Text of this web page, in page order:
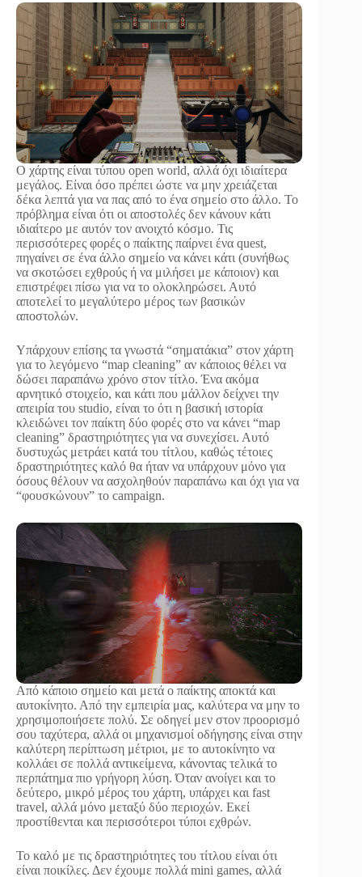
Ο χάρτης είναι τύπου open world, αλλά όχι ιδιαίτερα
μεγάλος. Είναι όσο πρέπει ώστε να μην χρειάζεται
δέκα λεπτά για να πας από το ένα σημείο στο άλλο. Το
πρόβλημα είναι ότι οι αποστολές δεν κάνουν κάτι
ιδιαίτερο με αυτόν τον ανοιχτό κόσμο. Τις
περισσότερες φορές ο παίκτης παίρνει ένα quest,
πηγαίνει σε ένα άλλο σημείο να κάνει κάτι (συνήθως
να σκοτώσει εχθρούς ή να μιλήσει με κάποιον) και
επιστρέφει πίσω για να το ολοκληρώσει. Αυτό
αποτελεί το μεγαλύτερο μέρος των βασικών
αποστολών.
Υπάρχουν επίσης τα γνωστά “σηματάκια” στον χάρτη
για το λεγόμενο “map cleaning” αν κάποιος θέλει να
δώσει παραπάνω χρόνο στον τίτλο. Ένα ακόμα
αρνητικό στοιχείο, και κάτι που μάλλον δείχνει την
απειρία του studio, είναι το ότι η βασική ιστορία
κλειδώνει τον παίκτη δύο φορές στο να κάνει “map
cleaning” δραστηριότητες για να συνεχίσει. Αυτό
δυστυχώς μετράει κατά του τίτλου, καθώς τέτοιες
δραστηριότητες καλό θα ήταν να υπάρχουν μόνο για
όσους θέλουν να ασχοληθούν παραπάνω και όχι για να
“φουσκώνουν” το campaign.
Από κάποιο σημείο και μετά ο παίκτης αποκτά και
αυτοκίνητο. Από την εμπειρία μας, καλύτερα να μην το
χρησιμοποιήσετε πολύ. Σε οδηγεί μεν στον προορισμό
σου ταχύτερα, αλλά οι μηχανισμοί οδήγησης είναι στην
καλύτερη περίπτωση μέτριοι, με το αυτοκίνητο να
κολλάει σε πολλά αντικείμενα, κάνοντας τελικά το
περπάτημα πιο γρήγορη λύση. Όταν ανοίγει και το
δεύτερο, μικρό μέρος του χάρτη, υπάρχει και fast
travel, αλλά μόνο μεταξύ δύο περιοχών. Εκεί
προστίθενται και περισσότεροι τύποι εχθρών.
Το καλό με τις δραστηριότητες του τίτλου είναι ότι
είναι ποικίλες. Δεν έχουμε πολλά mini games, αλλά